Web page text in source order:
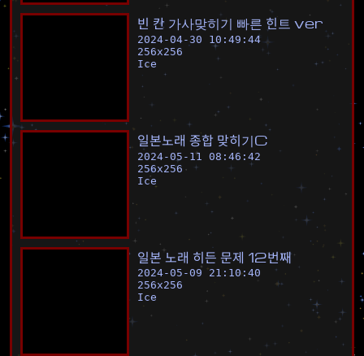
빈 칸 가사맞히기 빠른 힌 트 ver
2024-04-30 10:49:44
256x256
Ice
일본노래 종합 맞히기C
2024-05-11 08:46:42
256x256
Ice
일본 노래 히든 문제 12번째
2024-05-09 21:10:40
256x256
Ice